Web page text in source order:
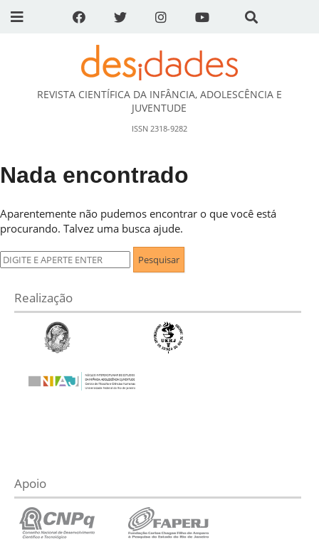
DESidades
REVISTA CIENTÍFICA DA INFÂNCIA, ADOLESCÊNCIA E
JUVENTUDE
ISSN 2318-9282
Nada encontrado
Aparentemente não pudemos encontrar o que você está
procurando. Talvez uma busca ajude.
Pesquisar
por:
Realização
Apoio